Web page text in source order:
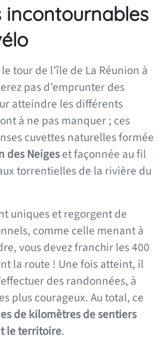
incontournables
tour de l’île de La Réunion à
pas d’emprunter des
atteindre les différents
à ne pas manquer ; ces
cuvettes naturelles formée
des Neigeset façonnée au fil
torrentielles de la rivière du
uniques et regorgent de
comme celle menant à
vous devez franchir les 400
la route ! Une fois atteint, il
des randonnées, à
plus courageux. Au total, ce
de kilomètres de sentiers
le territoire.